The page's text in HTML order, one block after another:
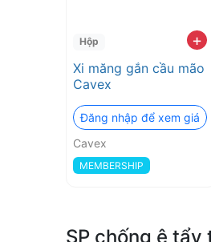
Hộp +
Xi măng gắn cầu mão
Cavex
Đăng nhập để xem giá
Cavex
MEMBERSHIP
SP chống ê tẩy